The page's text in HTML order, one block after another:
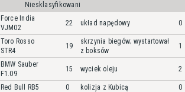
Niesklasyfikowani
Force India
VJM02
22 układ napędowy 0
Toro Rosso
STR4
19
skrzynia biegów; wystartował
z boksów
1
BMW Sauber
F1.09
15 wyciek oleju 2
Red Bull RB5 0 kolizja z Kubicą 0